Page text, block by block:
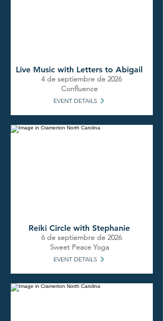
Live Music with Letters to Abigail
4 de septiembre de 2026
Confluence
EVENT DETAILS
Reiki Circle with Stephanie
6 de septiembre de 2026
Sweet Peace Yoga
EVENT DETAILS